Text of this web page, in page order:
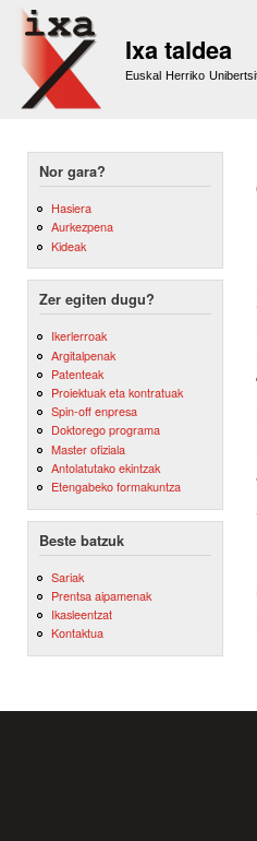
Ixa taldea
Euskal Herriko
Nor gara?
Hasiera
Aurkezpena
Kideak
Zer egiten dugu?
Ikerlerroak
Argitalpenak
Patenteak
Proiektuak eta kontratuak
Spin-off enpresa
Doktorego programa
Master ofiziala
Antolatutako ekintzak
Etengabeko formakuntza
Beste batzuk
Sariak
Prentsa aipamenak
Ikasleentzat
Kontaktua